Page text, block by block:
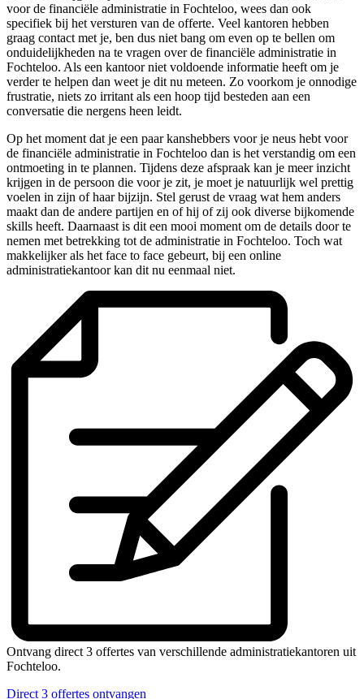
voor de financiële administratie in Fochteloo, wees dan ook
specifiek bij het versturen van de offerte. Veel kantoren hebben
graag contact met je, ben dus niet bang om even op te bellen om
onduidelijkheden na te vragen over de financiële administratie in
Fochteloo. Als een kantoor niet voldoende informatie heeft om je
verder te helpen dan weet je dit nu meteen. Zo voorkom je onnodige
frustratie, niets zo irritant als een hoop tijd besteden aan een
conversatie die nergens heen leidt.
Op het moment dat je een paar kanshebbers voor je neus hebt voor
de financiële administratie in Fochteloo dan is het verstandig om een
ontmoeting in te plannen. Tijdens deze afspraak kan je meer inzicht
krijgen in de persoon die voor je zit, je moet je natuurlijk wel prettig
voelen in zijn of haar bijzijn. Stel gerust de vraag wat hem anders
maakt dan de andere partijen en of hij of zij ook diverse bijkomende
skills heeft. Daarnaast is dit een mooi moment om de details door te
nemen met betrekking tot de administratie in Fochteloo. Toch wat
makkelijker als het face to face gebeurt, bij een online
administratiekantoor kan dit nu eenmaal niet.
Ontvang direct 3 offertes van verschillende administratiekantoren uit
Fochteloo.
Direct 3 offertes ontvangen